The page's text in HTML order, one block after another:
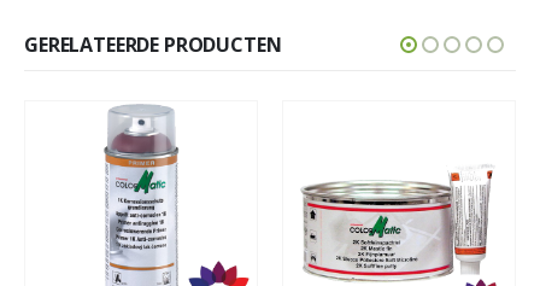
GERELATEERDE PRODUCTEN